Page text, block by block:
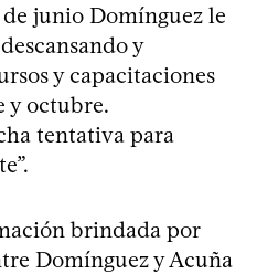
junio Domínguez le
y
y capacitaciones
y octubre.
tentativa para
brindada por
Domínguez y Acuña